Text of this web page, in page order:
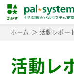
ホーム 活動レポー
活動レ